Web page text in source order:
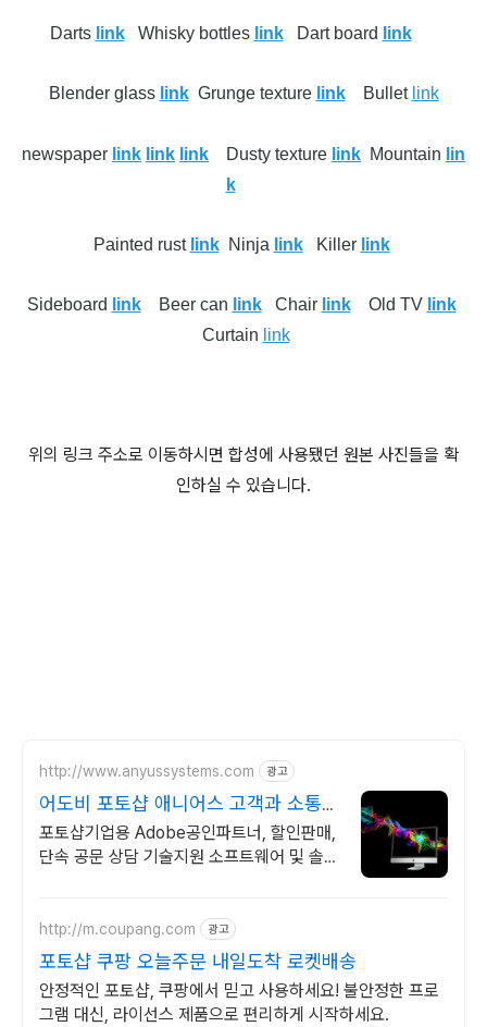
Darts linkWhisky bottles link Dart board link
Blender glass link Grunge texture linkBullet link
newspaper link link link Dusty texture link Mountain lin
k
Painted rust link Ninja link Killer link
Sideboard link Beer can link Chair link Old TV link
Curtain link
위의 링크 주소로 이동하시면 합성에 사용됐던 원본 사진들을 확
인하실 수 있습니다.
http://www.anyussystems.com 광고
어도비 포토샵 애니어스 고객과 소통하
는 IT 파트너
포토샵기업용 Adobe공인파트너, 할인판매,
단속 공문 상담 기술지원 소프트웨어 및 솔루
http://m.coupang.com 광고
포토샵 쿠팡 오늘주문 내일도착 로켓배송
안정적인 포토샵, 쿠팡에서 믿고 사용하세요! 불안정한 프로
그램 대신, 라이선스 제품으로 편리하게 시작하세요.